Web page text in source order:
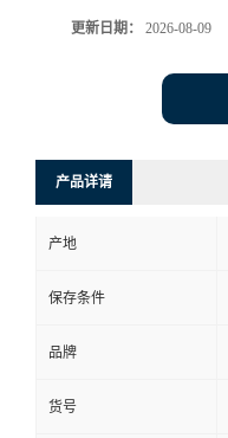
更新日期： 2026-08-09
产品详请
产地
保存条件
品牌
货号